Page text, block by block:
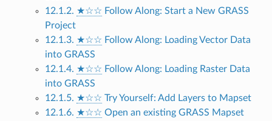
12.1.2. ★☆☆ Follow Along: Start a New GRASS
Project
12.1.3. ★☆☆ Follow Along: Loading Vector Data
into GRASS
12.1.4. ★☆☆ Follow Along: Loading Raster Data
into GRASS
12.1.5. ★☆☆ Try Yourself: Add Layers to Mapset
12.1.6. ★☆☆ Open an existing GRASS Mapset